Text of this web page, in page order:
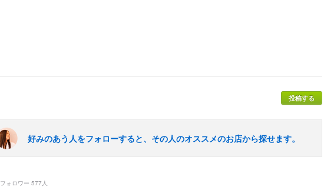
投稿する
好みのあう人をフォローすると、その人のオススメのお店から探せます。
フォロワー 577人